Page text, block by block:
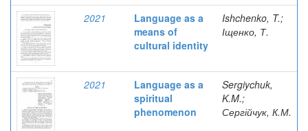
2021
Language as a
means of
cultural identity
Ishchenko, T.;
Іщенко, Т.
2021
Language as a
spiritual
phenomenon
Sergiychuk,
K.M.;
Сергійчук, К.М.